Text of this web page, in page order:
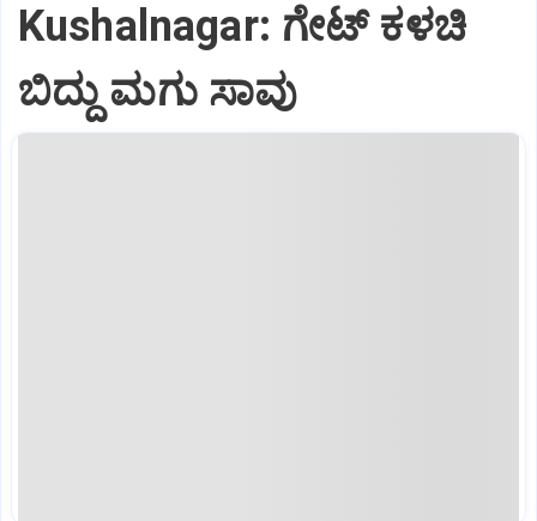
Kushalnagar: ಗೇಟ್ ಕಳಚಿ
ಬಿದ್ದು ಮಗು ಸಾವು